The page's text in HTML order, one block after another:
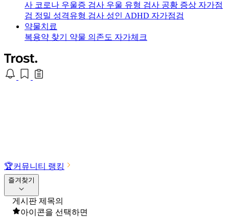
사 코로나 우울증 검사 우울 유형 검사 공황 증상 자가점
검 정밀 성격유형 검사 성인 ADHD 자가점검
약물치료
복용약 찾기 약물 의존도 자가체크
🏆커뮤니티 랭킹
즐겨찾기
게시판 제목의
아이콘을 선택하면